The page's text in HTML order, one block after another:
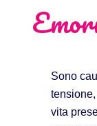
Sono
vita